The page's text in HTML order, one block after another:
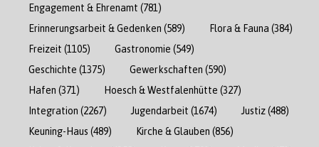
Engagement & Ehrenamt (781)
Erinnerungsarbeit & Gedenken (589) Flora & Fauna (384)
Freizeit (1105) Gastronomie (549)
Geschichte (1375) Gewerkschaften (590)
Hafen (371) Hoesch & Westfalenhütte (327)
Integration (2267) Jugendarbeit (1674) Justiz(488)
Keuning-Haus (489) Kirche & Glauben (856)